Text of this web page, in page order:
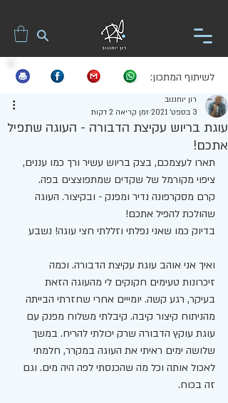
לשיתוף המתכון:
עוגת בריוש עקיצת הדבורה - העוגה שתפיל
אתכם!
רון יוחננוב
3 בספט׳ 2021
זמן קריאה 2 דקות
תארו לעצמכם, בצק בריוש עשיר ורך כמו עננים,
ציפוי מקורמל של שקדים שמתפוצצים בפה.
קרם מסקרפונה נדיר ומפנק - ובקיצור. העוגה
שהולכת להפיל אתכם!
בדיוק כמו שאני נפלתי וזללתי חצי עוגה! נשבע
ואיך אני אוהב עוגת עקיצת הדבורה. וכמה
זיכרונות טעימים חקוקים לי מהעוגה הזאת
בעיקר, רגע קשה. יומייים אחרי שחזרתי הבייתה
מהניתוח קיצור קיבה. קיבלתי משלוח מפנק עם
עוגת עוקץ הדבורה שרק יכולתי להריח. במשך
שלושה ימים ראיתי את העוגה במקרר, חלמתי
לאכול אותה וכל מה שהכנסתי לפה היה מים. וגם
זה בכוח.